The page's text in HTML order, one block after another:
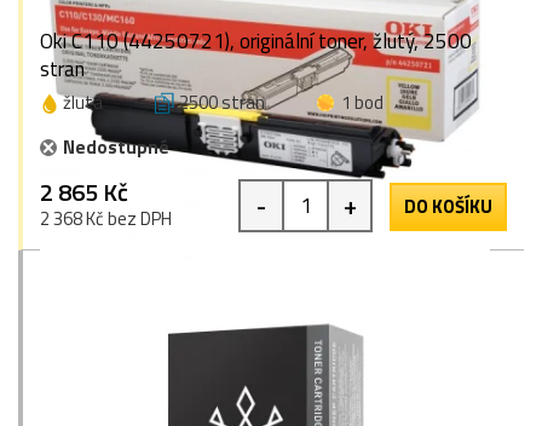
Oki C110 (44250721), originální toner, žlutý, 2500
stran
žlutá 2500 stran
1 bod
Nedostupné
2 865 Kč
2 368 Kč bez DPH - + DO KOŠÍKU